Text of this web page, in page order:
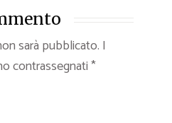
sarà pubblicato. I
contrassegnati*